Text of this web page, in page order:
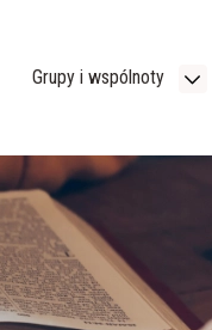
Grupy i wspólnoty